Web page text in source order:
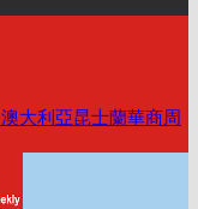
澳大利亞昆士蘭華商周